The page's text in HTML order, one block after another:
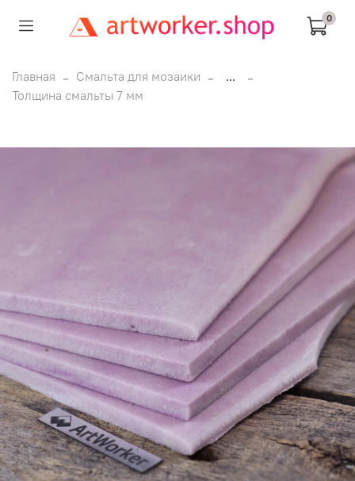
0
Главная Смальта для мозаики
...
Толщина смальты 7 мм